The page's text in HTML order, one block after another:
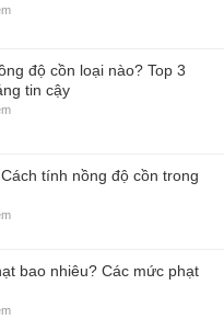
độ cồn loại nào? Top 3
tin cậy
tính nồng độ cồn trong
bao nhiêu? Các mức phạt